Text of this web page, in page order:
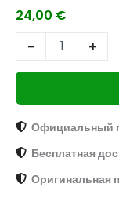
24,00 €
- +
Официальный
Бесплатная
Оригинальная